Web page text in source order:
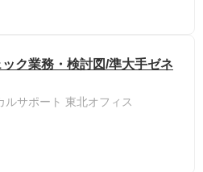
ク業務・検討図/準大手ゼネ
サポート 東北オフィス